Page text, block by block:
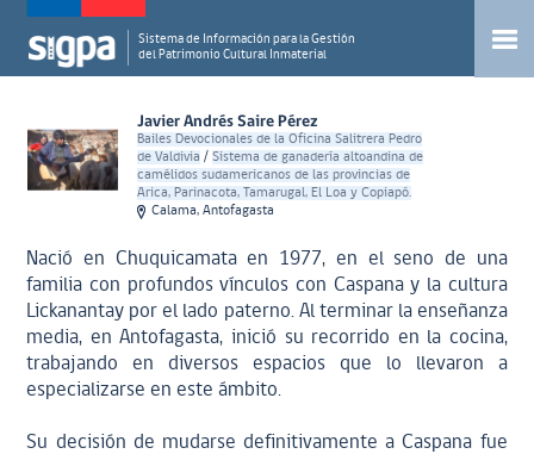
Sistema de Información para la Gestión
del Patrimonio Cultural Inmaterial
Javier Andrés Saire Pérez
Bailes Devocionales de la Oficina Salitrera Pedro
de Valdivia /Sistema de ganadería altoandina de
camélidos sudamericanos de las provincias de
Arica, Parinacota, Tamarugal, El Loa y Copiapó.
Calama, Antofagasta
Nació en Chuquicamata en 1977, en el seno de una
familia con profundos vínculos con Caspana y la cultura
Lickanantay por el lado paterno. Al terminar la enseñanza
media, en Antofagasta, inició su recorrido en la cocina,
trabajando en diversos espacios que lo llevaron a
especializarse en este ámbito.
Su decisión de mudarse definitivamente a Caspana fue